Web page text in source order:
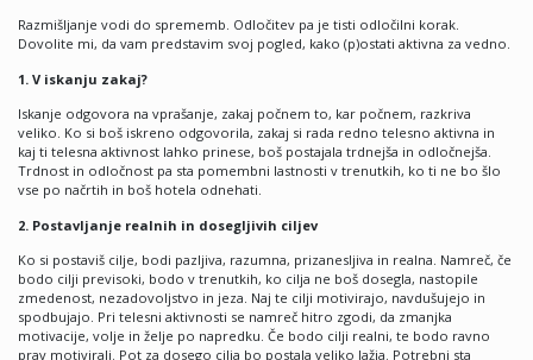
Razmišljanje vodi do sprememb. Odločitev pa je tisti odločilni korak.
Dovolite mi, da vam predstavim svoj pogled, kako (p)ostati aktivna za vedno.
1. V iskanju zakaj?
Iskanje odgovora na vprašanje, zakaj počnem to, kar počnem, razkriva
veliko. Ko si boš iskreno odgovorila, zakaj si rada redno telesno aktivna in
kaj ti telesna aktivnost lahko prinese, boš postajala trdnejša in odločnejša.
Trdnost in odločnost pa sta pomembni lastnosti v trenutkih, ko ti ne bo šlo
vse po načrtih in boš hotela odnehati.
2. Postavljanje realnih in dosegljivih ciljev
Ko si postaviš cilje, bodi pazljiva, razumna, prizanesljiva in realna. Namreč, če
bodo cilji previsoki, bodo v trenutkih, ko cilja ne boš dosegla, nastopile
zmedenost, nezadovoljstvo in jeza. Naj te cilji motivirajo, navdušujejo in
spodbujajo. Pri telesni aktivnosti se namreč hitro zgodi, da zmanjka
motivacije, volje in želje po napredku. Če bodo cilji realni, te bodo ravno
prav motivirali. Pot za dosego cilja bo postala veliko lažja. Potrebni sta